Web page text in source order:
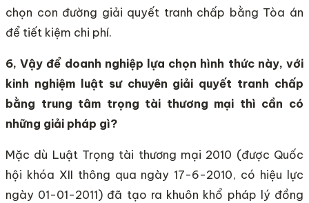
chọn con đường giải quyết tranh chấp bằng Tòa án
để tiết kiệm chi phí.
6, Vậy để doanh nghiệp lựa chọn hình thức này, với
kinh nghiệm luật sư chuyên giải quyết tranh chấp
bằng trung tâm trọng tài thương mại thì cần có
những giải pháp gì?
Mặc dù Luật Trọng tài thương mại 2010 (được Quốc
hội khóa XII thông qua ngày 17-6-2010, có hiệu lực
ngày 01-01-2011) đã tạo ra khuôn khổ pháp lý đồng